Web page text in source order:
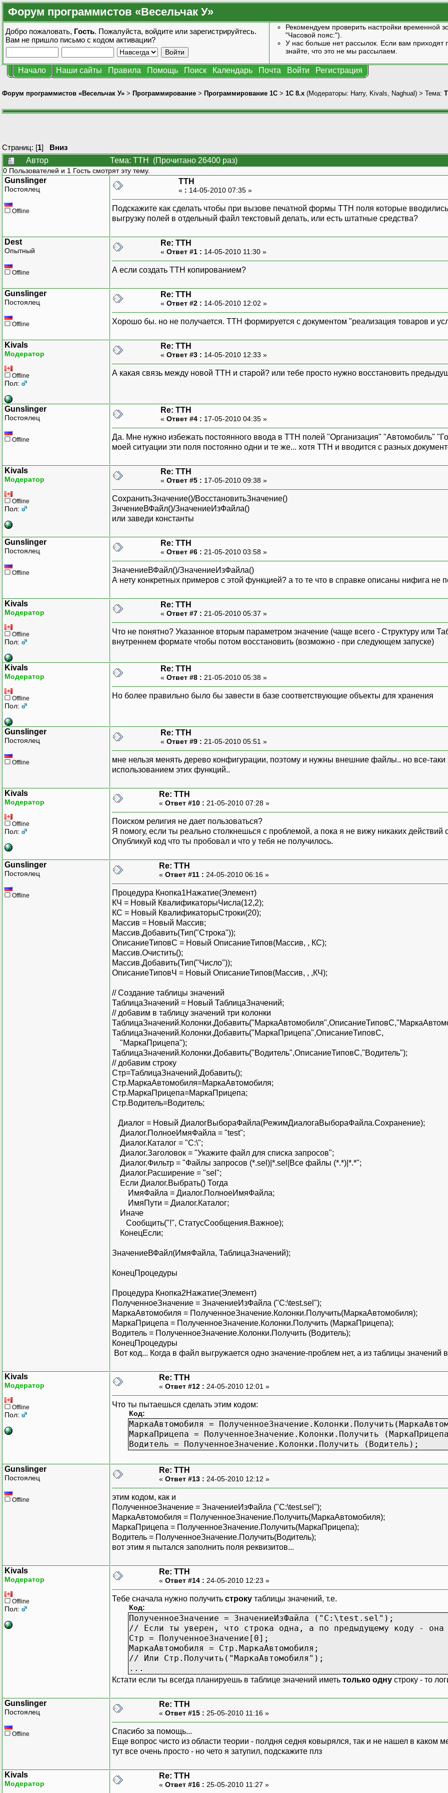
Форум программистов «Весельчак У»
Добро пожаловать, Гость. Пожалуйста, войдите или зарегистрируйтесь.
Вам не пришло письмо с кодом активации?
Рекомендуем проверить настройки
"Часовой пояс:").
У нас больше нет рассылок. Если вам
знайте, что это не мы рассылаем.
Начало Наши сайты Правила Помощь Поиск Календарь Почта Войти Регистрация
Форум программистов «Весельчак У» > Программирование > Программирование 1С > 1С 8.x (Модераторы: Harry, Kivals Naghual) > Тема:
Страниц: [1] Вниз
Автор
Тема: ТТН (Прочитано 26400 раз)
0 Пользователей и 1 Гость смотрят эту тему.
Gunslinger
Постоялец
Offline
ТТН
« : 14-05-2010 07:35 »
Подскажите как сделать чтобы при вызове печатной формы ТТН поля которые
выгрузку полей в отдельный файл текстовый делать, или есть штатные средства?
Dest
Опытный
Offline
Re: ТТН
« Ответ #1 : 14-05-2010 11:30 »
А если создать ТТН копированием?
Gunslinger
Постоялец
Offline
Re: ТТН
« Ответ #2 : 14-05-2010 12:02 »
Хорошо бы. но не получается. ТТН формируется с документом "реализация товаров и
Kivals
Модератор
Offline
Пол:
Re: ТТН
« Ответ #3 : 14-05-2010 12:33 »
А какая связь между новой ТТН и старой? или тебе просто нужно восстановить
Gunslinger
Постоялец
Offline
Re: ТТН
« Ответ #4 : 17-05-2010 04:35 »
Да. Мне нужно избежать постоянного ввода в ТТН полей "Организация" "Автомобиль"
моей ситуации эти поля постоянно одни и те же... хотя ТТН и вводится с разных
Kivals
Модератор
Offline
Пол:
Re: ТТН
« Ответ #5 : 17-05-2010 09:38 »
СохранитьЗначение()/ВосстановитьЗначение()
ЗнчениеВФайл()/ЗначениеИзФайла()
или заведи константы
Gunslinger
Постоялец
Offline
Re: ТТН
« Ответ #6 : 21-05-2010 03:58 »
ЗначениеВФайл()/ЗначениеИзФайла()
А нету конкретных примеров с этой функцией? а то те что в справке описаны нифига не
Kivals
Модератор
Offline
Пол:
Re: ТТН
« Ответ #7 : 21-05-2010 05:37 »
Что не понятно? Указанное вторым параметром значение (чаще всего - Структуру или
внутреннем формате чтобы потом восстановить (возможно - при следующем запуске)
Kivals
Модератор
Offline
Пол:
Re: ТТН
« Ответ #8 : 21-05-2010 05:38 »
Но более правильно было бы завести в базе соответствующие объекты для хранения
Gunslinger
Постоялец
Offline
Re: ТТН
« Ответ #9 : 21-05-2010 05:51 »
мне нельзя менять дерево конфигурации, поэтому и нужны внешние файлы.. но все-
использованием этих функций..
Kivals
Модератор
Offline
Пол:
Re: ТТН
« Ответ #10 : 21-05-2010 07:28 »
Поиском религия не дает пользоваться?
Я помогу, если ты реально столкнешься с проблемой, а пока я не вижу никаких
Опубликуй код что ты пробовал и что у тебя не получилось.
Gunslinger
Постоялец
Offline
Re: ТТН
« Ответ #11 : 24-05-2010 06:16 »
Процедура Кнопка1Нажатие(Элемент)
КЧ = Новый КвалификаторыЧисла(12,2);
КС = Новый КвалификаторыСтроки(20);
Массив = Новый Массив;
Массив.Добавить(Тип("Строка"));
ОписаниеТиповС = Новый ОписаниеТипов(Массив, , КС);
Массив.Очистить();
Массив.Добавить(Тип("Число"));
ОписаниеТиповЧ = Новый ОписаниеТипов(Массив, , ,КЧ);
// Создание таблицы значений
ТаблицаЗначений = Новый ТаблицаЗначений;
// добавим в таблицу значений три колонки
ТаблицаЗначений.Колонки.Добавить("МаркаПрицепа",ОписаниеТиповС,
"МаркаПрицепа");
ТаблицаЗначений.Колонки.Добавить("Водитель",ОписаниеТиповС,"Водитель");
// добавим строку
Стр=ТаблицаЗначений.Добавить();
Стр.МаркаАвтомобиля=МаркаАвтомобиля;
Стр.МаркаПрицепа=МаркаПрицепа;
Стр.Водитель=Водитель;
Диалог = Новый ДиалогВыбораФайла(РежимДиалогаВыбораФайла.Сохранение);
Диалог.ПолноеИмяФайла = "test";
Диалог.Каталог = "C:\";
Диалог.Заголовок = "Укажите файл для списка запросов";
Диалог.Фильтр = "Файлы запросов (*.sel)|*.sel|Все файлы (*.*)|*.*";
Диалог.Расширение = "sel";
Если Диалог.Выбрать() Тогда
ИмяФайла = Диалог.ПолноеИмяФайла;
ИмяПути = Диалог.Каталог;
Иначе
Сообщить("!", СтатусСообщения.Важное);
КонецЕсли;
ЗначениеВФайл(ИмяФайла, ТаблицаЗначений);
КонецПроцедуры
Процедура Кнопка2Нажатие(Элемент)
ПолученноеЗначение = ЗначениеИзФайла ("C:\test.sel");
МаркаАвтомобиля = ПолученноеЗначение.Колонки.Получить(МаркаАвтомобиля);
МаркаПрицепа = ПолученноеЗначение.Колонки.Получить (МаркаПрицепа);
Водитель = ПолученноеЗначение.Колонки.Получить (Водитель);
КонецПроцедуры
Вот код... Когда в файл выгружается одно значение-проблем нет, а из таблицы значений
Kivals
Модератор
Offline
Пол:
Re: ТТН
« Ответ #12 : 24-05-2010 12:01 »
Что ты пытаешься сделать этим кодом:
Код:
МаркаАвтомобиля =
МаркаПрицепа = ПолученноеЗначение.Колонки.Получить
Водитель = ПолученноеЗначение.Колонки.Получить (Водитель);
Gunslinger
Постоялец
Offline
Re: ТТН
« Ответ #13 : 24-05-2010 12:12 »
этим кодом, как и
ПолученноеЗначение = ЗначениеИзФайла ("C:\test.sel");
МаркаАвтомобиля = ПолученноеЗначение.Получить(МаркаАвтомобиля);
МаркаПрицепа = ПолученноеЗначение.Получить(МаркаПрицепа);
Водитель = ПолученноеЗначение.Получить(Водитель);
вот этим я пытался заполнить поля реквизитов...
Kivals
Модератор
Offline
Пол:
Re: ТТН
« Ответ #14 : 24-05-2010 12:23 »
Тебе сначала нужно получить строку таблицы значений, т.е.
Код:
ПолученноеЗначение = ЗначениеИзФайла ("C:\test.sel");
// Если ты уверен, что строка одна, а по предыдущему коду - она
Стр = ПолученноеЗначение[0];
МаркаАвтомобиля = Стр.МаркаАвтомобиля;
// Или Стр.Получить("МаркаАвтомобиля");
...
Кстати если ты всегда планируешь в таблице значений иметь только одну строку - то
Gunslinger
Постоялец
Offline
Re: ТТН
« Ответ #15 : 25-05-2010 11:16 »
Спасибо за помощь...
Еще вопрос чисто из области теории - полдня седня ковырялся, так и не нашел в каком
тут все очень просто - но чето я затупил, подскажите плз
Kivals
Модератор
Re: ТТН
« Ответ #16 : 25-05-2010 11:27 »